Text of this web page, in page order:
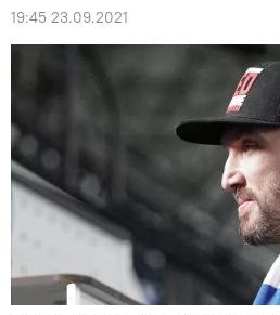
19:45 23.09.2021